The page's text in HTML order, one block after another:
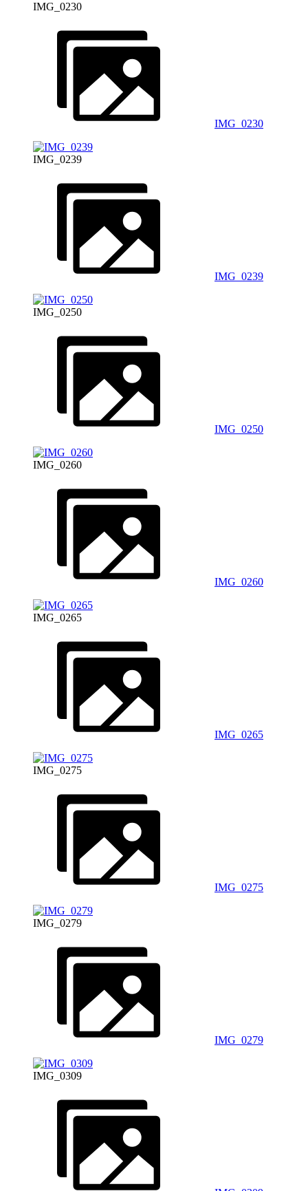
IMG_0230
IMG_0230
IMG_0239
IMG_0239
IMG_0250
IMG_0250
IMG_0260
IMG_0260
IMG_0265
IMG_0265
IMG_0275
IMG_0275
IMG_0279
IMG_0279
IMG_0309